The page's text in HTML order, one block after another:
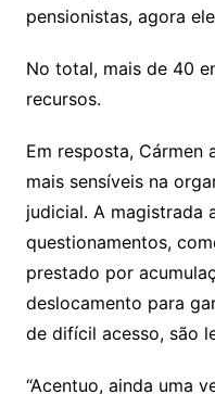
pensionistas, agora
No total, mais de 40
recursos.
Em resposta, Cármen
mais sensíveis na
judicial. A magistrada
questionamentos,
prestado por
deslocamento para
de difícil acesso, são
“Acentuo, ainda uma